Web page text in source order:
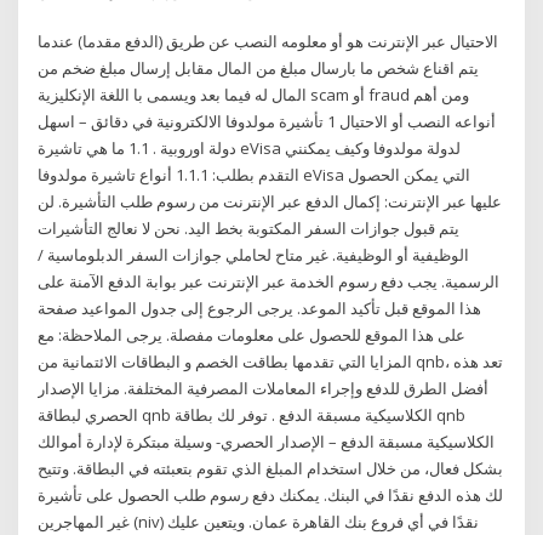
الاحتيال عبر الإنترنت هو أو معلومه النصب عن طريق (الدفع مقدما) عندما
يتم اقناع شخص ما بارسال مبلغ من المال مقابل إرسال مبلغ ضخم من
المال له فيما بعد ويسمى با اللغة الإنكليزية scam أو fraud ومن أهم
أنواعه النصب أو الاحتيال 1 تأشيرة مولدوفا الالكترونية في دقائق – اسهل
دولة اوروبية . 1.1 ما هي تاشيرة eVisa لدولة مولدوفا وكيف يمكنني
التقدم بطلب: 1.1.1 أنواع تاشيرة مولدوفا eVisa التي يمكن الحصول
عليها عبر الإنترنت: إكمال الدفع عبر الإنترنت من رسوم طلب التأشيرة. لن
يتم قبول جوازات السفر المكتوبة بخط اليد. نحن لا نعالج التأشيرات
الوظيفية أو الوظيفية. غير متاح لحاملي جوازات السفر الدبلوماسية /
الرسمية. يجب دفع رسوم الخدمة عبر الإنترنت عبر بوابة الدفع الآمنة على
هذا الموقع قبل تأكيد الموعد. يرجى الرجوع إلى جدول المواعيد صفحة
على هذا الموقع للحصول على معلومات مفصلة. يرجى الملاحظة: مع
المزايا التي تقدمها بطاقت الخصم و البطاقات الائتمانية من qnb، تعد هذه
أفضل الطرق للدفع وإجراء المعاملات المصرفية المختلفة. مزايا الإصدار
الحصري لبطاقة qnb الكلاسيكية مسبقة الدفع . توفر لك بطاقة qnb
الكلاسيكية مسبقة الدفع – الإصدار الحصري- وسيلة مبتكرة لإدارة أموالك
بشكل فعال، من خلال استخدام المبلغ الذي تقوم بتعبئته في البطاقة. وتتيح
لك هذه الدفع نقدًا في البنك. يمكنك دفع رسوم طلب الحصول على تأشيرة
غير المهاجرين (niv) نقدًا في أي فروع بنك القاهرة عمان. ويتعين عليك